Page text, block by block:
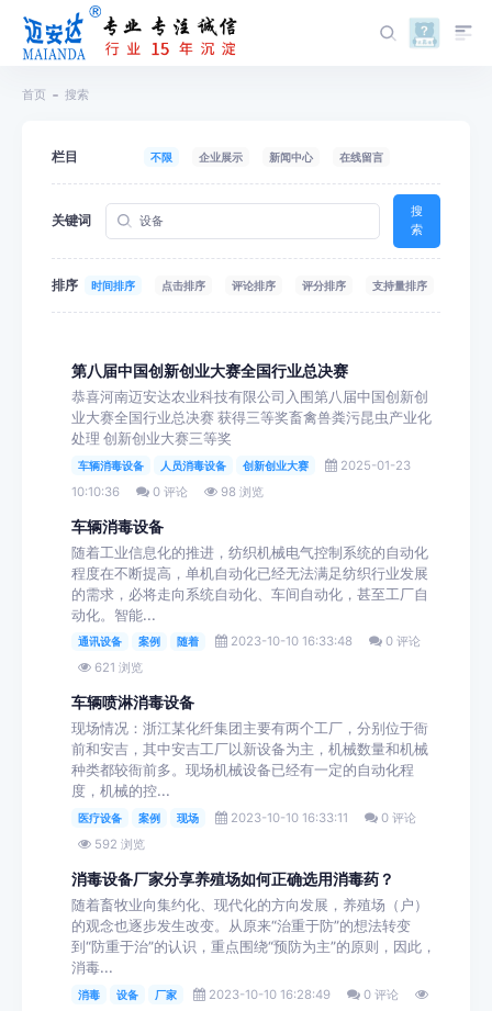
首页 搜索
栏目 不限 企业展示 新闻中心 在线留言
关键词
搜
索
排序 时间排序 点击排序 评论排序 评分排序 支持量排序
第八届中国创新创业大赛全国行业总决赛
恭喜河南迈安达农业科技有限公司入围第八届中国创新创
业大赛全国行业总决赛 获得三等奖畜禽兽粪污昆虫产业化
处理 创新创业大赛三等奖
车辆消毒设备 人员消毒设备 创新创业大赛
2025-01-23
10:10:36
0 评论 98 浏览
车辆消毒设备
随着工业信息化的推进，纺织机械电气控制系统的自动化
程度在不断提高，单机自动化已经无法满足纺织行业发展
的需求，必将走向系统自动化、车间自动化，甚至工厂自
动化。智能...
通讯设备 案例 随着 2023-10-10 16:33:48
0 评论
621 浏览
车辆喷淋消毒设备
现场情况：浙江某化纤集团主要有两个工厂，分别位于衙
前和安吉，其中安吉工厂以新设备为主，机械数量和机械
种类都较衙前多。现场机械设备已经有一定的自动化程
度，机械的控...
医疗设备 案例 现场 2023-10-10 16:33:11
0 评论
592 浏览
消毒设备厂家分享养殖场如何正确选用消毒药？
随着畜牧业向集约化、现代化的方向发展，养殖场（户）
的观念也逐步发生改变。从原来“治重于防”的想法转变
到“防重于治”的认识，重点围绕“预防为主”的原则，因此，
消毒...
消毒 设备 厂家 2023-10-10 16:28:49
0 评论